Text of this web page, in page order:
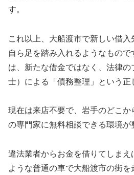
す。
これ以上、大船渡市で新しい借
自ら足を踏み入れるようなもの
は、新たな借金ではなく、法律
士）による「債務整理」という正
現在は来店不要で、岩手のどこか
の専門家に無料相談できる環境が
違法業者からお金を借りてしまえ
ような普通の車で大船渡市の街を